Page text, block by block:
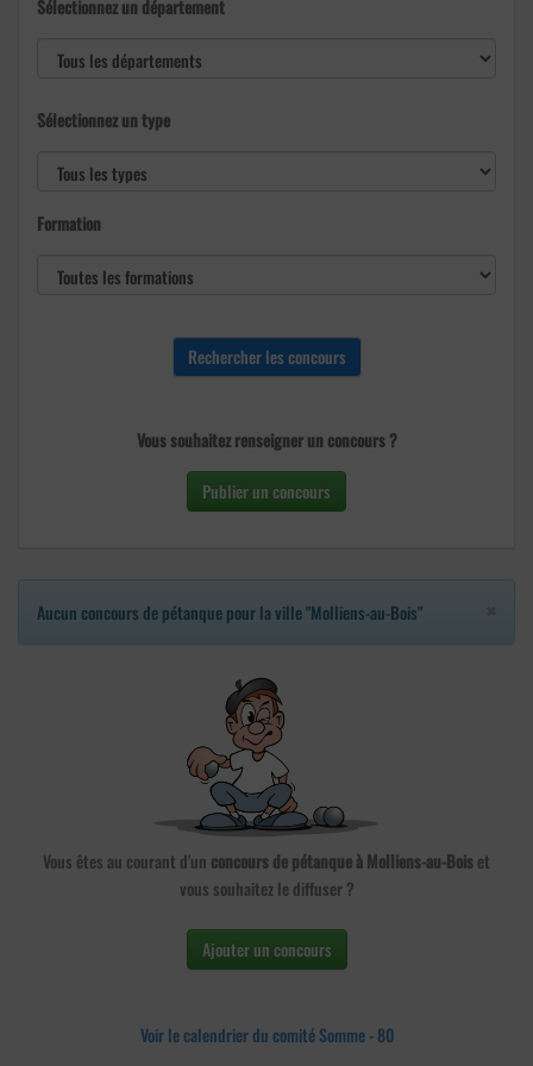
Sélectionnez un département
Sélectionnez un type
Formation
Vous souhaitez renseigner un concours ?
Publier un concours
Aucun concours de pétanque pour la ville "Molliens-au-Bois"
Vous êtes au courant d'un concours de pétanque à Molliens-au-Boiset
vous souhaitez le diffuser ?
Ajouter un concours
Voir le calendrier du comité Somme - 80